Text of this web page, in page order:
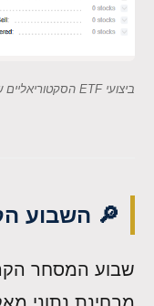
🔎 השבוע
שבוע המסחר